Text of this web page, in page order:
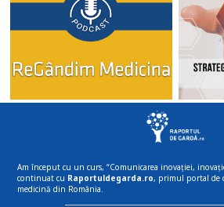
Am început cu un curs, “Comunicarea inovației,
continuat cu Raportuldegarda.ro, primul portal de
medicină din România.